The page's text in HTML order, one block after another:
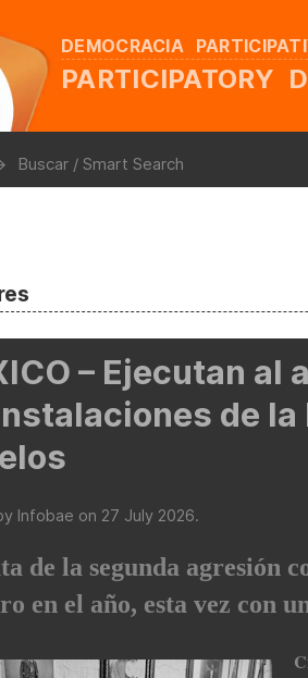
DEMOCRACIA
PARTICIPATORY
Buscar / Smart Search
– Ejecutan al
de
Infobae on 27 July 2026.
de la segunda agresión
en el año, esta vez con